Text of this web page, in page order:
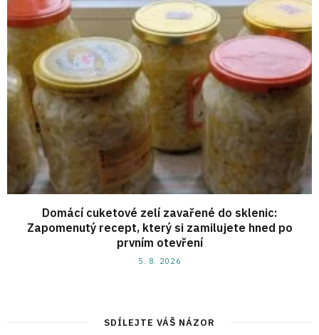
Domácí cuketové zelí zavařené do sklenic:
Zapomenutý recept, který si zamilujete hned po
prvním otevření
5. 8. 2026
SDÍLEJTE VÁŠ NÁZOR